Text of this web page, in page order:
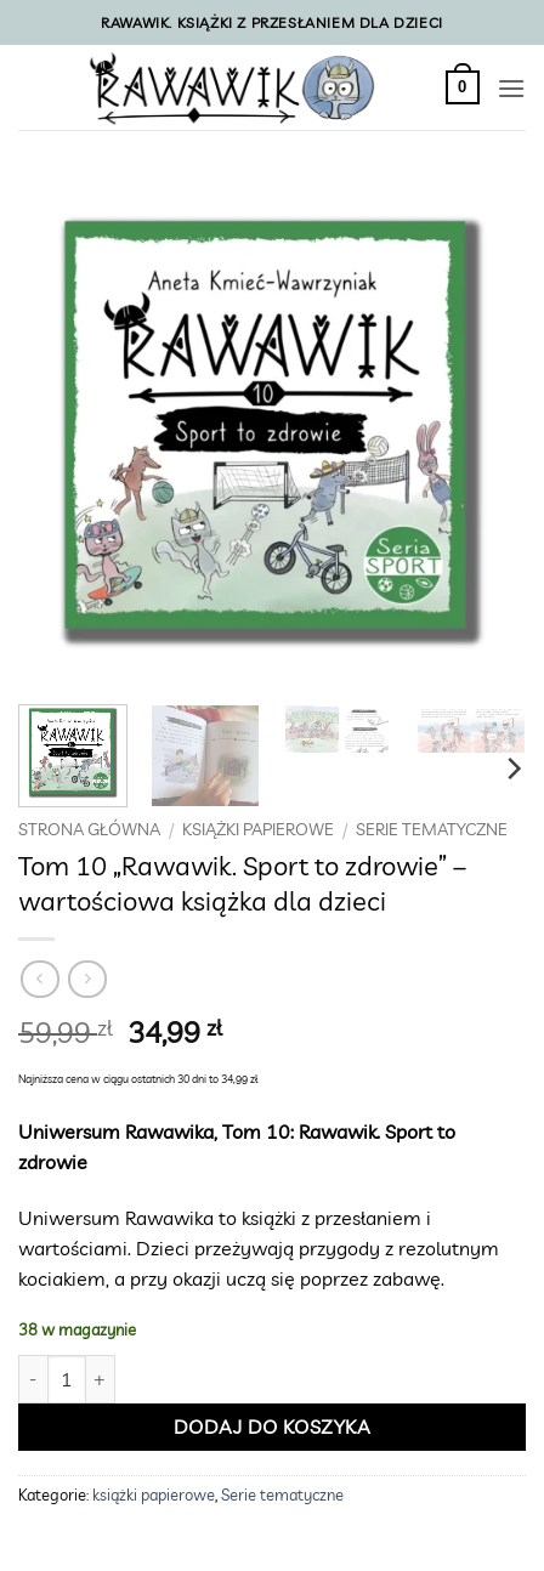
do
zawartości
RAWAWIK. KSIĄŻKI Z PRZESŁANIEM DLA DZIECI
0
STRONA GŁÓWNA / KSIĄŻKI PAPIEROWE / SERIE TEMATYCZNE
Tom 10 „Rawawik. Sport to zdrowie” –
wartościowa książka dla dzieci
59,99zł Pierwotna
wynosiła:
59,99 zł.
34,99złAktualna
wynosi:
34,99 zł.
Najniższa cena w ciągu ostatnich 30 dni to 34,99 zł
Uniwersum Rawawika, Tom 10: Rawawik. Sport to
zdrowie
Uniwersum Rawawika to książki z przesłaniem i
wartościami. Dzieci przeżywają przygody z rezolutnym
kociakiem, a przy okazji uczą się poprzez zabawę.
38 w magazynie
DODAJ DO KOSZYKA
Kategorie: książki papierowe,Serie tematyczne